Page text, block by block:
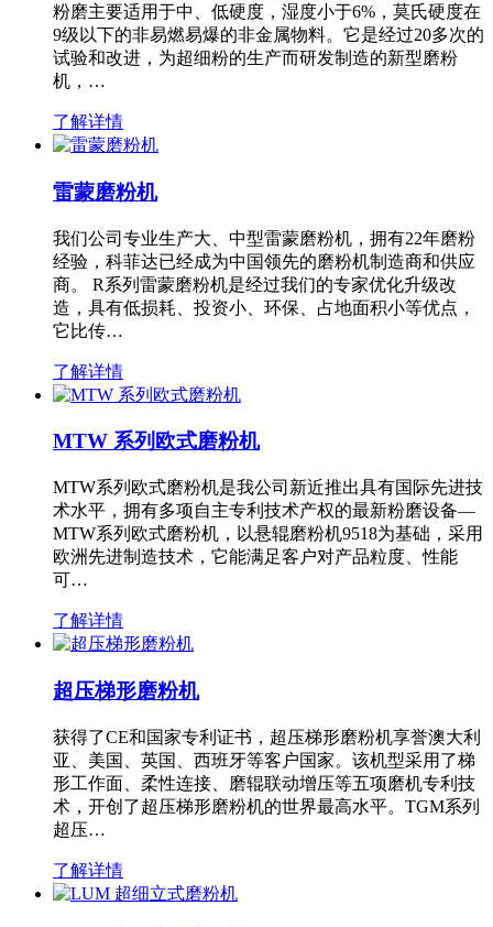
粉磨主要适用于中、低硬度，湿度小于6%，莫氏硬度在
9级以下的非易燃易爆的非金属物料。它是经过20多次的
试验和改进，为超细粉的生产而研发制造的新型磨粉
机，…
了解详情
雷蒙磨粉机
我们公司专业生产大、中型雷蒙磨粉机，拥有22年磨粉
经验，科菲达已经成为中国领先的磨粉机制造商和供应
商。 R系列雷蒙磨粉机是经过我们的专家优化升级改
造，具有低损耗、投资小、环保、占地面积小等优点，
它比传…
了解详情
MTW 系列欧式磨粉机
MTW系列欧式磨粉机是我公司新近推出具有国际先进技
术水平，拥有多项自主专利技术产权的最新粉磨设备—
MTW系列欧式磨粉机，以悬辊磨粉机9518为基础，采用
欧洲先进制造技术，它能满足客户对产品粒度、性能
可…
了解详情
超压梯形磨粉机
获得了CE和国家专利证书，超压梯形磨粉机享誉澳大利
亚、美国、英国、西班牙等客户国家。该机型采用了梯
形工作面、柔性连接、磨辊联动增压等五项磨机专利技
术，开创了超压梯形磨粉机的世界最高水平。TGM系列
超压…
了解详情